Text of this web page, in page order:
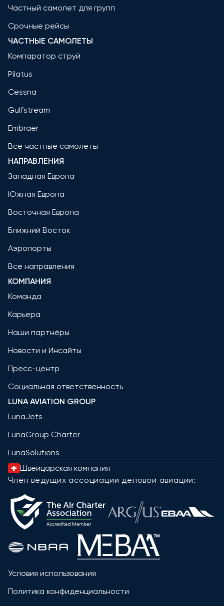
Частный самолет для групп
Срочные рейсы
ЧАСТНЫЕ САМОЛЕТЫ
Компаратор струй
Pilatus
Cessna
Gulfstream
Embraer
Все частные самолеты
НАПРАВЛЕНИЯ
Западная Европа
Южная Европа
Восточная Европа
Ближний Восток
Аэропорты
Все направления
КОМПАНИЯ
Команда
Карьера
Наши партнёры
Новости и Инсайты
Пресс-центр
Социальная ответственность
LUNA AVIATION GROUP
LunaJets
LunaGroup Charter
LunaSolutions
Швейцарская компания
Член ведущих ассоциаций деловой авиации:
Условия использования
Политика конфиденциальности